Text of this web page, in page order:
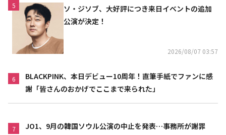
5
ソ・ジソブ、大好評につき来日イベントの追加
公演が決定！
2026/08/07 03:57
6
BLACKPINK、本日デビュー10周年！直筆手紙でファンに感
謝「皆さんのおかげでここまで来られた」
7 JO1、9月の韓国ソウル公演の中止を発表…事務所が謝罪